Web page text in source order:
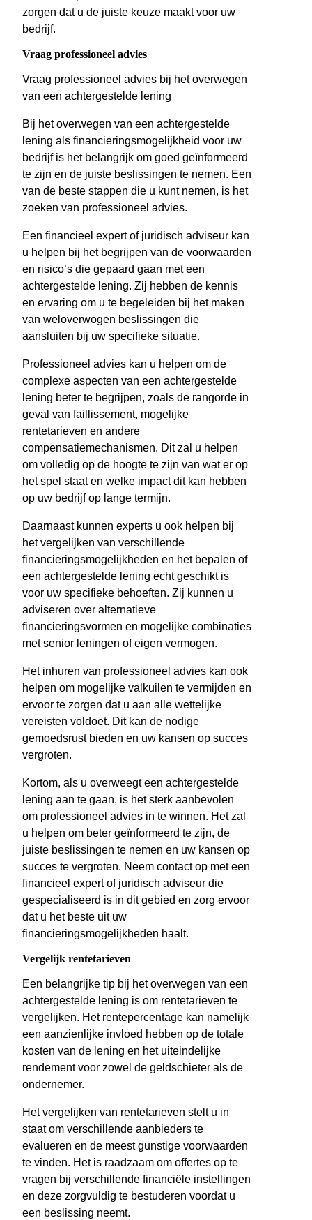
zorgen dat u de juiste keuze maakt voor uw
bedrijf.
Vraag professioneel advies
Vraag professioneel advies bij het overwegen
van een achtergestelde lening
Bij het overwegen van een achtergestelde
lening als financieringsmogelijkheid voor uw
bedrijf is het belangrijk om goed geïnformeerd
te zijn en de juiste beslissingen te nemen. Een
van de beste stappen die u kunt nemen, is het
zoeken van professioneel advies.
Een financieel expert of juridisch adviseur kan
u helpen bij het begrijpen van de voorwaarden
en risico’s die gepaard gaan met een
achtergestelde lening. Zij hebben de kennis
en ervaring om u te begeleiden bij het maken
van weloverwogen beslissingen die
aansluiten bij uw specifieke situatie.
Professioneel advies kan u helpen om de
complexe aspecten van een achtergestelde
lening beter te begrijpen, zoals de rangorde in
geval van faillissement, mogelijke
rentetarieven en andere
compensatiemechanismen. Dit zal u helpen
om volledig op de hoogte te zijn van wat er op
het spel staat en welke impact dit kan hebben
op uw bedrijf op lange termijn.
Daarnaast kunnen experts u ook helpen bij
het vergelijken van verschillende
financieringsmogelijkheden en het bepalen of
een achtergestelde lening echt geschikt is
voor uw specifieke behoeften. Zij kunnen u
adviseren over alternatieve
financieringsvormen en mogelijke combinaties
met senior leningen of eigen vermogen.
Het inhuren van professioneel advies kan ook
helpen om mogelijke valkuilen te vermijden en
ervoor te zorgen dat u aan alle wettelijke
vereisten voldoet. Dit kan de nodige
gemoedsrust bieden en uw kansen op succes
vergroten.
Kortom, als u overweegt een achtergestelde
lening aan te gaan, is het sterk aanbevolen
om professioneel advies in te winnen. Het zal
u helpen om beter geïnformeerd te zijn, de
juiste beslissingen te nemen en uw kansen op
succes te vergroten. Neem contact op met een
financieel expert of juridisch adviseur die
gespecialiseerd is in dit gebied en zorg ervoor
dat u het beste uit uw
financieringsmogelijkheden haalt.
Vergelijk rentetarieven
Een belangrijke tip bij het overwegen van een
achtergestelde lening is om rentetarieven te
vergelijken. Het rentepercentage kan namelijk
een aanzienlijke invloed hebben op de totale
kosten van de lening en het uiteindelijke
rendement voor zowel de geldschieter als de
ondernemer.
Het vergelijken van rentetarieven stelt u in
staat om verschillende aanbieders te
evalueren en de meest gunstige voorwaarden
te vinden. Het is raadzaam om offertes op te
vragen bij verschillende financiële instellingen
en deze zorgvuldig te bestuderen voordat u
een beslissing neemt.